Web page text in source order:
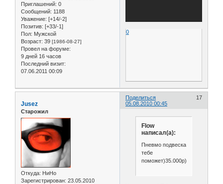
Приглашений: 0
Сообщений: 1188
Уважение: [+14/-2]
Позитив: [+33/-1]
Пол: Мужской
Возраст: 39 [1986-08-27]
Провел на форуме:
9 дней 16 часов
Последний визит:
07.06.2011 00:09
0
Поделиться
17
05.08.2010 00:45
Jusez
Старожил
Откуда: НиНо
Зарегистрирован: 23.05.2010
Flow
написал(а):
Пневмо подвеска
тебе
поможет)35.000р)))))